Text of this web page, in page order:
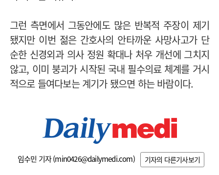
그런 측면에서 그동안에도 많은 반복적 주장이 제기
됐지만 이번 젊은 간호사의 안타까운 사망사고가 단
순한 신경외과 의사 정원 확대나 처우 개선에 그치지
않고, 이미 붕괴가 시작된 국내 필수의료 체계를 거시
적으로 들여다보는 계기가 됐으면 하는 바람이다.
임수민 기자 (min0426@dailymedi.com) 기자의 다른기사보기